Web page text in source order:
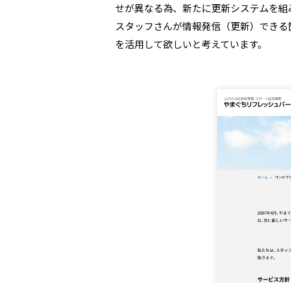
せが異なる為、新たに更新システムを組
スタッフさんが情報発信（更新）でき
を活用して欲しいと考えています。